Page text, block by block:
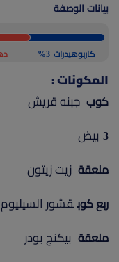
بيانات الوصفة
كاربوهيدرات 3%
المكونات :
كوب جبنه قريش
3 بيض
ملعقة زيت زيتون
ربع كوب قشور السيليوم
ملعقة بيكنج بودر